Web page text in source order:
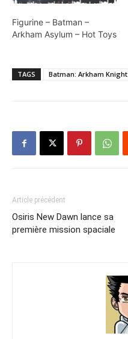
Figurine – Batman –
Arkham Asylum – Hot Toys
TAGS Batman: Arkham Knight
Article précédent
Osiris New Dawn lance sa
première mission spaciale